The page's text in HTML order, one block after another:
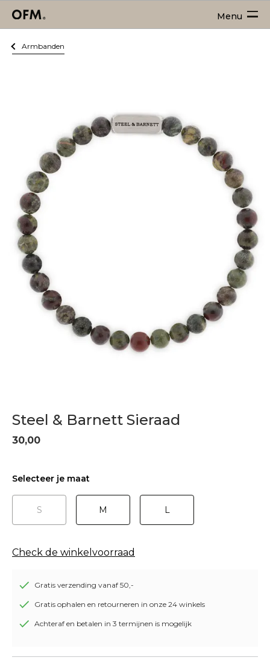
Menu
Armbanden
Steel & Barnett Sieraad
30,00
Selecteer je maat
S M L
Check de winkelvoorraad
Gratis verzending vanaf 50,-
Gratis ophalen en retourneren in onze 24 winkels
Achteraf en betalen in 3 termijnen is mogelijk